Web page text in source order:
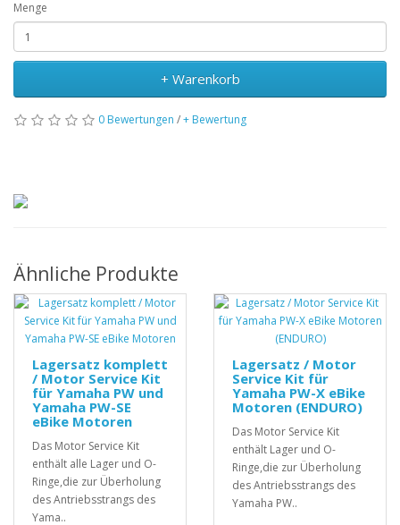
Menge
+ Warenkorb
0 Bewertungen /+ Bewertung
Ähnliche Produkte
Lagersatz komplett
/ Motor Service Kit
für Yamaha PW und
Yamaha PW-SE
eBike Motoren
Das Motor Service Kit
enthält alle Lager und O-
Ringe,die zur Überholung
des Antriebsstrangs des
Yama..
Lagersatz / Motor
Service Kit für
Yamaha PW-X eBike
Motoren (ENDURO)
Das Motor Service Kit
enthält Lager und O-
Ringe,die zur Überholung
des Antriebsstrangs des
Yamaha PW..